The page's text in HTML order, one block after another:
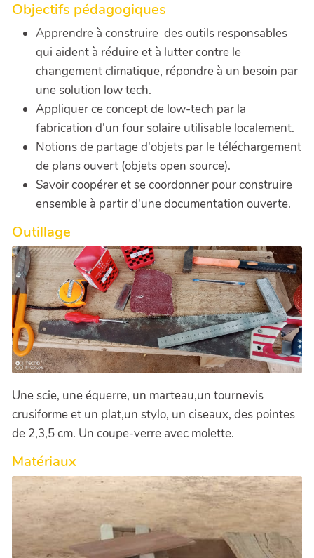
Objectifs pédagogiques
Apprendre à construire des outils responsables
qui aident à réduire et à lutter contre le
changement climatique, répondre à un besoin par
une solution low tech.
Appliquer ce concept de low-tech par la
fabrication d'un four solaire utilisable localement.
Notions de partage d'objets par le téléchargement
de plans ouvert (objets open source).
Savoir coopérer et se coordonner pour construire
ensemble à partir d'une documentation ouverte.
Outillage
Une scie, une équerre, un marteau,un tournevis
crusiforme et un plat,un stylo, un ciseaux, des pointes
de 2,3,5 cm. Un coupe-verre avec molette.
Matériaux